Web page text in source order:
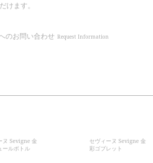
けます。
のお問い合わせ Request Information
ヌ Sevigne 金
ールボトル
セヴィーヌ Sevigne 金
彩ゴブレット